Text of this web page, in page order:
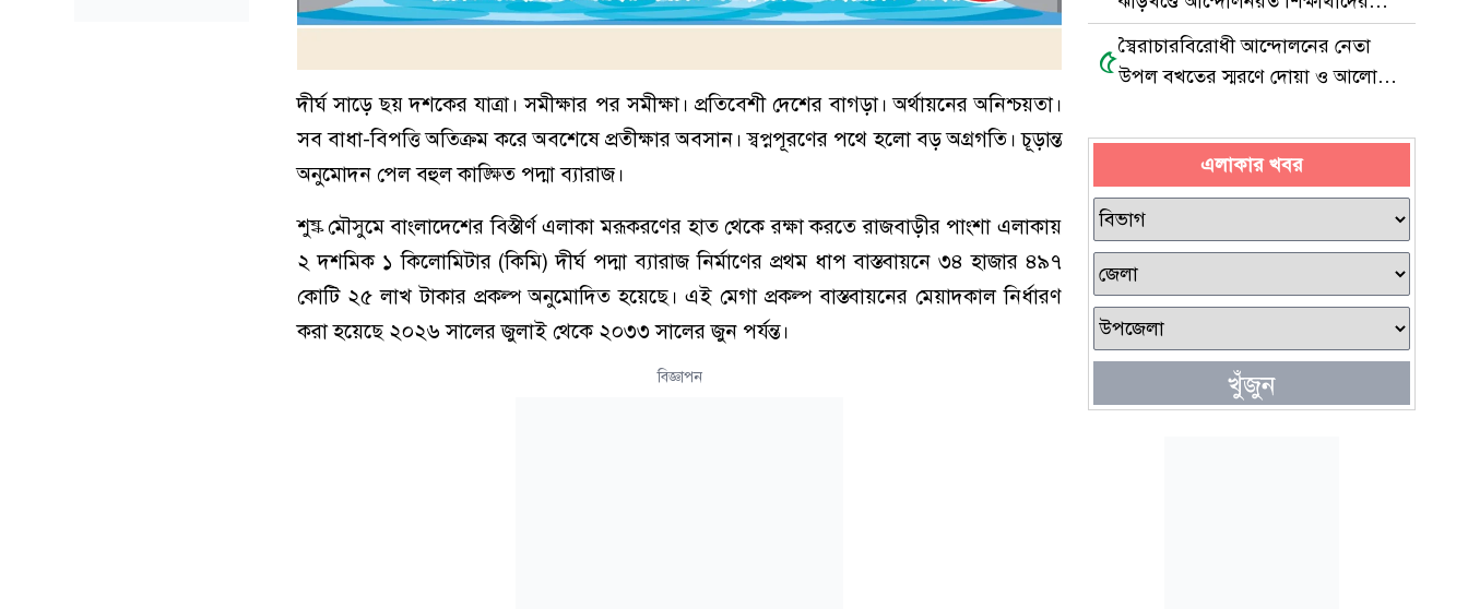
দীর্ঘ সাড়ে ছয় দশকের যাত্রা। সমীক্ষার পর সমীক্ষা। প্রতিবেশী দেশের বাগড়া। অর্থায়নের অনিশ্চয়তা।
সব বাধা-বিপত্তি অতিক্রম করে অবশেষে প্রতীক্ষার অবসান। স্বপ্নপূরণের পথে হলো বড় অগ্রগতি। চূড়ান্ত
অনুমোদন পেল বহুল কাঙ্ক্ষিত পদ্মা ব্যারাজ।
শুষ্ক মৌসুমে বাংলাদেশের বিস্তীর্ণ এলাকা মরূকরণের হাত থেকে রক্ষা করতে রাজবাড়ীর পাংশা এলাকায়
২ দশমিক ১ কিলোমিটার (কিমি) দীর্ঘ পদ্মা ব্যারাজ নির্মাণের প্রথম ধাপ বাস্তবায়নে ৩৪ হাজার ৪৯৭
কোটি ২৫ লাখ টাকার প্রকল্প অনুমোদিত হয়েছে। এই মেগা প্রকল্প বাস্তবায়নের মেয়াদকাল নির্ধারণ
করা হয়েছে ২০২৬ সালের জুলাই থেকে ২০৩৩ সালের জুন পর্যন্ত।
বিজ্ঞাপন
পাশে সেই মুসলিম যুবক
৫স্বৈরাচারবিরোধী আন্দোলনের নেতা
উপল বখতের স্মরণে দোয়া ও আলোচনা
এলাকার খবর
খুঁজুন